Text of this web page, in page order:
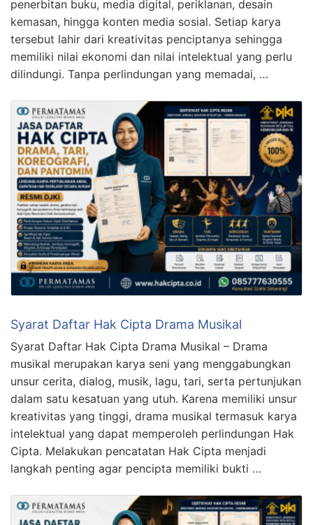
penerbitan buku, media digital, periklanan, desain
kemasan, hingga konten media sosial. Setiap karya
tersebut lahir dari kreativitas penciptanya sehingga
memiliki nilai ekonomi dan nilai intelektual yang perlu
dilindungi. Tanpa perlindungan yang memadai, …
Syarat Daftar Hak Cipta Drama Musikal
Syarat Daftar Hak Cipta Drama Musikal – Drama
musikal merupakan karya seni yang menggabungkan
unsur cerita, dialog, musik, lagu, tari, serta pertunjukan
dalam satu kesatuan yang utuh. Karena memiliki unsur
kreativitas yang tinggi, drama musikal termasuk karya
intelektual yang dapat memperoleh perlindungan Hak
Cipta. Melakukan pencatatan Hak Cipta menjadi
langkah penting agar pencipta memiliki bukti …